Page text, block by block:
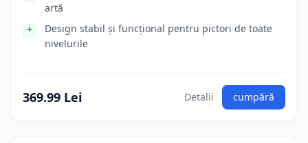
artă
Design stabil și funcțional pentru pictori de toate
nivelurile
369.99 Lei Detalii cumpără